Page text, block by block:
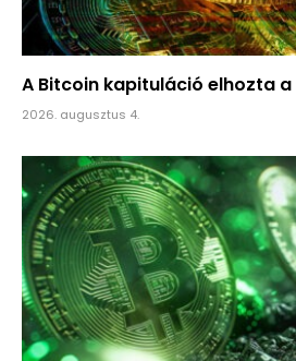
A Bitcoin kapituláció elhozta
2026. augusztus 4.